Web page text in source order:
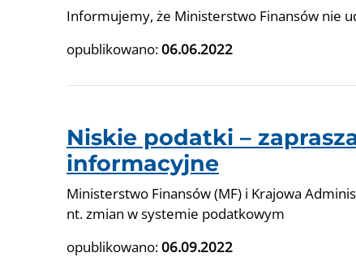
Informujemy, że Ministerstwo Finansów nie
opublikowano:06.06.2022
Niskie podatki –
informacyjne
Ministerstwo Finansów (MF) i Krajowa
nt. zmian w systemie podatkowym
opublikowano:06.09.2022